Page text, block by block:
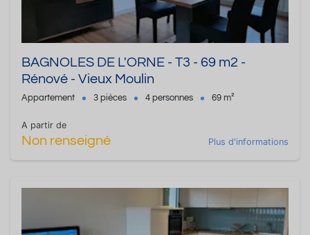
BAGNOLES DE L'ORNE - T3 - 69 m2 -
Rénové - Vieux Moulin
Appartement 3 pièces 4 personnes 69 m²
A partir de
Non renseigné Plus d'informations